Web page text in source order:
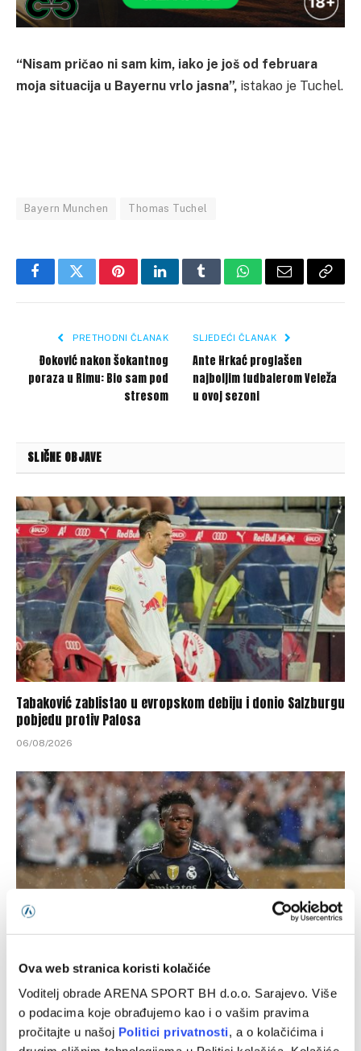
Ova web stranica koristi kolačiće
Voditelj obrade ARENA SPORT BH d.o.o. Sarajevo. Više
o podacima koje obrađujemo kao i o vašim pravima
pročitajte u našoj Politici privatnosti, a o kolačićima i
“Nisam pričao ni sam kim, iako je još od februara
moja situacija u Bayernu vrlo jasna”, istakao je Tuchel.
Bayern Munchen Thomas Tuchel
FacebookTwitterPinterestLinkedInTumblrWhatsApp
Email Copy
PRETHODNI ČLANAK
Đoković nakon šokantnog
poraza u Rimu: Bio sam pod
stresom
SLJEDEĆI ČLANAK
Ante Hrkać proglašen
najboljim fudbalerom Veleža
u ovoj sezoni
SLIČNE OBJAVE
Tabaković zablistao u evropskom debiju i donio Salzburgu
pobjedu protiv Pafosa
06/08/2026
Gotova višemjesečna saga: Real Madrid i Vinicius Junior
postigli dogovor o nastavku saradnje
06/08/2026